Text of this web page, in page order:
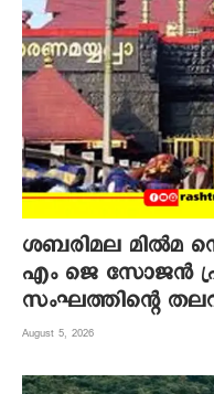
ശബരിമല മില്‍മ
എം ജെ സോജന്‍
സംഘത്തിന്റെ
August 5, 2026